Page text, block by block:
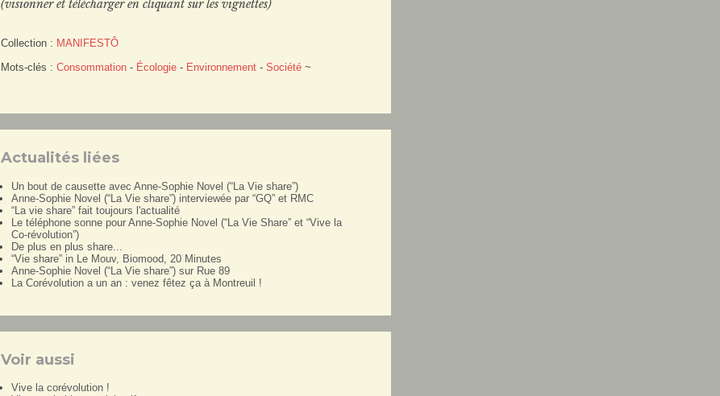
(visionner et télécharger en cliquant sur les vignettes)
Collection : MANIFESTÔ
Mots-clés : Consommation - Écologie - Environnement - Société ~
Actualités liées
Un bout de causette avec Anne-Sophie Novel (“La Vie share”)
Anne-Sophie Novel (“La Vie share”) interviewée par “GQ” et RMC
“La vie share” fait toujours l'actualité
Le téléphone sonne pour Anne-Sophie Novel (“La Vie Share” et “Vive la
Co-révolution”)
De plus en plus share...
“Vie share” in Le Mouv, Biomood, 20 Minutes
Anne-Sophie Novel (“La Vie share”) sur Rue 89
La Corévolution a un an : venez fêtez ça à Montreuil !
Voir aussi
Vive la corévolution !